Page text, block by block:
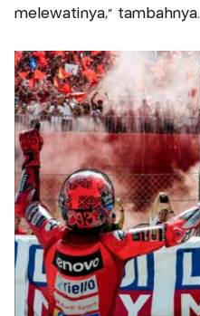
melewatinya," tambahnya.